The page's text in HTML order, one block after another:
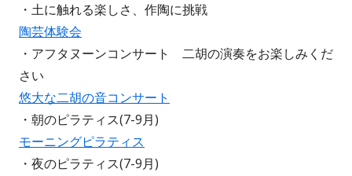
・土に触れる楽しさ、作陶に挑戦
陶芸体験会
・アフタヌーンコンサート 二胡の演奏をお楽しみくだ
さい
悠大な二胡の音コンサート
・朝のピラティス(7-9月)
モーニングピラティス
・夜のピラティス(7-9月)